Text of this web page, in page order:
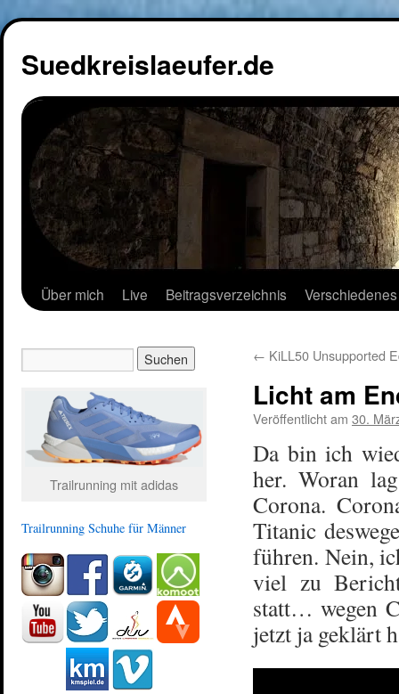
Suedkreislaeufer.de
Über mich Live Beitragsverzeichnis Verschiedenes
← KiLL50 Unsupported
Licht am
Veröffentlicht am 30.
Da bin ich
her. Woran
Corona.
Titanic
führen. Nein,
viel zu
statt… wegen
jetzt ja geklärt
Trailrunning mit adidas
Trailrunning Schuhe für Männer